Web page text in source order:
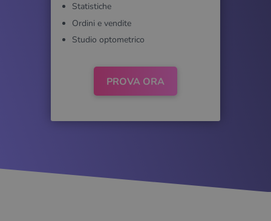
Statistiche
Ordini e vendite
Studio optometrico
PROVA ORA